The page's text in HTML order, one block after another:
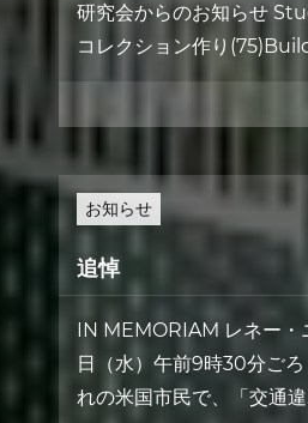
研究会からのお知らせ
コレクション作り
お知らせ
追悼
IN MEMORIAM レネー・
日（水）午前9時30分ご
れの米国市民で、「交通違.